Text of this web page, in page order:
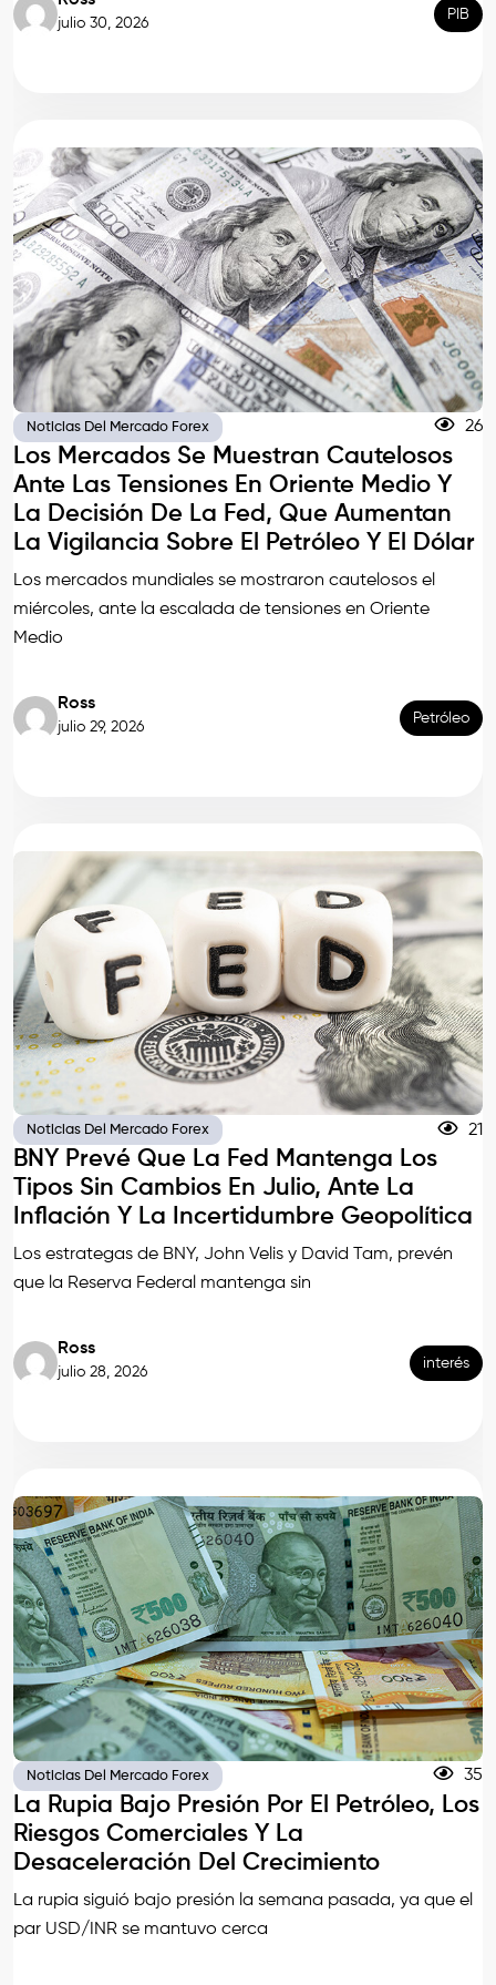
julio 30, 2026
PIB
Noticias Del Mercado Forex 26
Los Mercados Se Muestran Cautelosos
Ante Las Tensiones En Oriente Medio Y
La Decisión De La Fed, Que Aumentan
La Vigilancia Sobre El Petróleo Y El Dólar
Los mercados mundiales se mostraron cautelosos el
miércoles, ante la escalada de tensiones en Oriente
Medio
Ross
julio 29, 2026
Petróleo
Noticias Del Mercado Forex 21
BNY Prevé Que La Fed Mantenga Los
Tipos Sin Cambios En Julio, Ante La
Inflación Y La Incertidumbre Geopolítica
Los estrategas de BNY, John Velis y David Tam, prevén
que la Reserva Federal mantenga sin
Ross
julio 28, 2026
interés
Noticias Del Mercado Forex 35
La Rupia Bajo Presión Por El Petróleo, Los
Riesgos Comerciales Y La
Desaceleración Del Crecimiento
La rupia siguió bajo presión la semana pasada, ya que el
par USD/INR se mantuvo cerca